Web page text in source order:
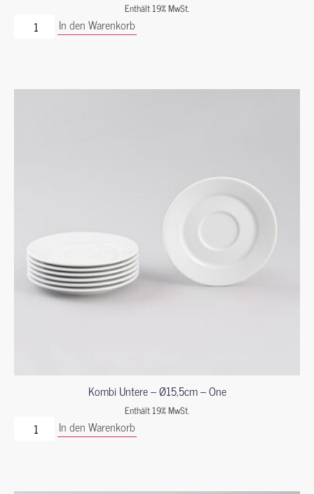
Enthält 19% MwSt.
In den Warenkorb
Kombi Untere – Ø15,5cm – One
Enthält 19% MwSt.
In den Warenkorb